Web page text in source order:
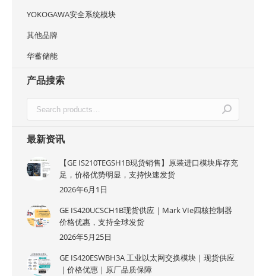
YOKOGAWA安全系统模块
其他品牌
华蓄储能
产品搜索
最新资讯
【GE IS210TEGSH1B现货销售】原装进口模块库存充
足，价格优势明显，支持快速发货
2026年6月1日
GE IS420UCSCH1B现货供应｜Mark VIe四核控制器
价格优惠，支持全球发货
2026年5月25日
GE IS420ESWBH3A 工业以太网交换模块｜现货供应
｜价格优惠｜原厂品质保障